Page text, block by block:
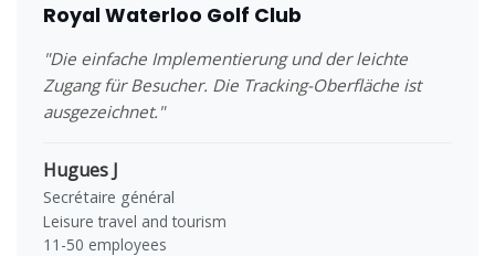
Royal Waterloo Golf Club
"Die einfache Implementierung und der leichte
Zugang für Besucher. Die Tracking-Oberfläche ist
ausgezeichnet."
Hugues J
Secrétaire général
Leisure travel and tourism
11-50 employees